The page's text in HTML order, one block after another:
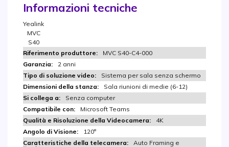
Informazioni tecniche
Yealink
MVC
S40
MVC S40-C4-000
2 anni
Sistema per sala senza schermo
Sala riunioni di medie (6-12)
Senza computer
Microsoft Teams
4K
120°
Auto Framing e